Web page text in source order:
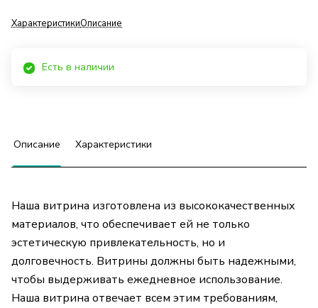
ХарактеристикиОписание
Есть в наличии
Описание Характеристики
Наша витрина изготовлена из высококачественных
материалов, что обеспечивает ей не только
эстетическую привлекательность, но и
долговечность. Витрины должны быть надежными,
чтобы выдерживать ежедневное использование.
Наша витрина отвечает всем этим требованиям,